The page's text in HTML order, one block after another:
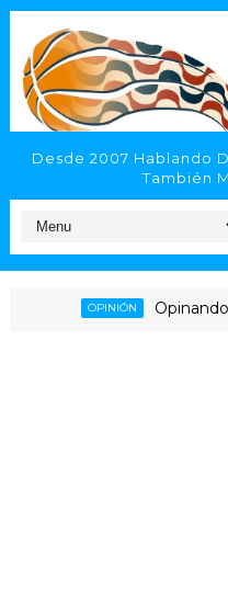
Desde 2007 Hablando
También
Opinando sobre